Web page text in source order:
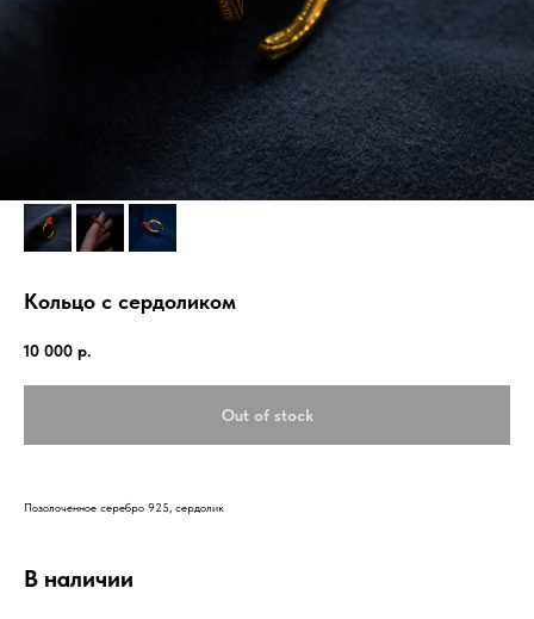
Кольцо с сердоликом
10 000 р.
Out of stock
Позолоченное серебро 925, сердолик
В наличии